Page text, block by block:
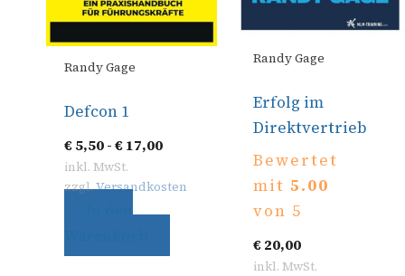
Randy Gage
Defcon 1
€5,50-€17,00
inkl. MwSt.
zzgl.Versandkosten
In den
Randy Gage
Erfolg im
Direktvertrieb
Bewertet
mit 5.00
von 5
€20,00
inkl. MwSt.